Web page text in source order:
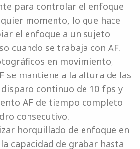
para controlar el enfoque
momento, lo que hace
el enfoque a un sujeto
cuando se trabaja con AF.
en movimiento,
se mantiene a la altura de las
continuo de 10 fps y
AF de tiempo completo
consecutivo.
horquillado de enfoque en
capacidad de grabar hasta